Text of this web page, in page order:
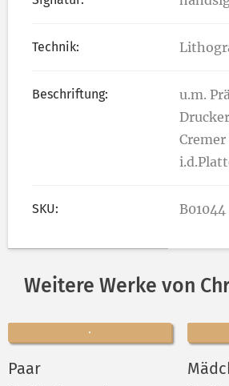
Technik:
Beschriftung:
u.m.
Cremer
SKU: B01044
Weitere Werke von
Paar